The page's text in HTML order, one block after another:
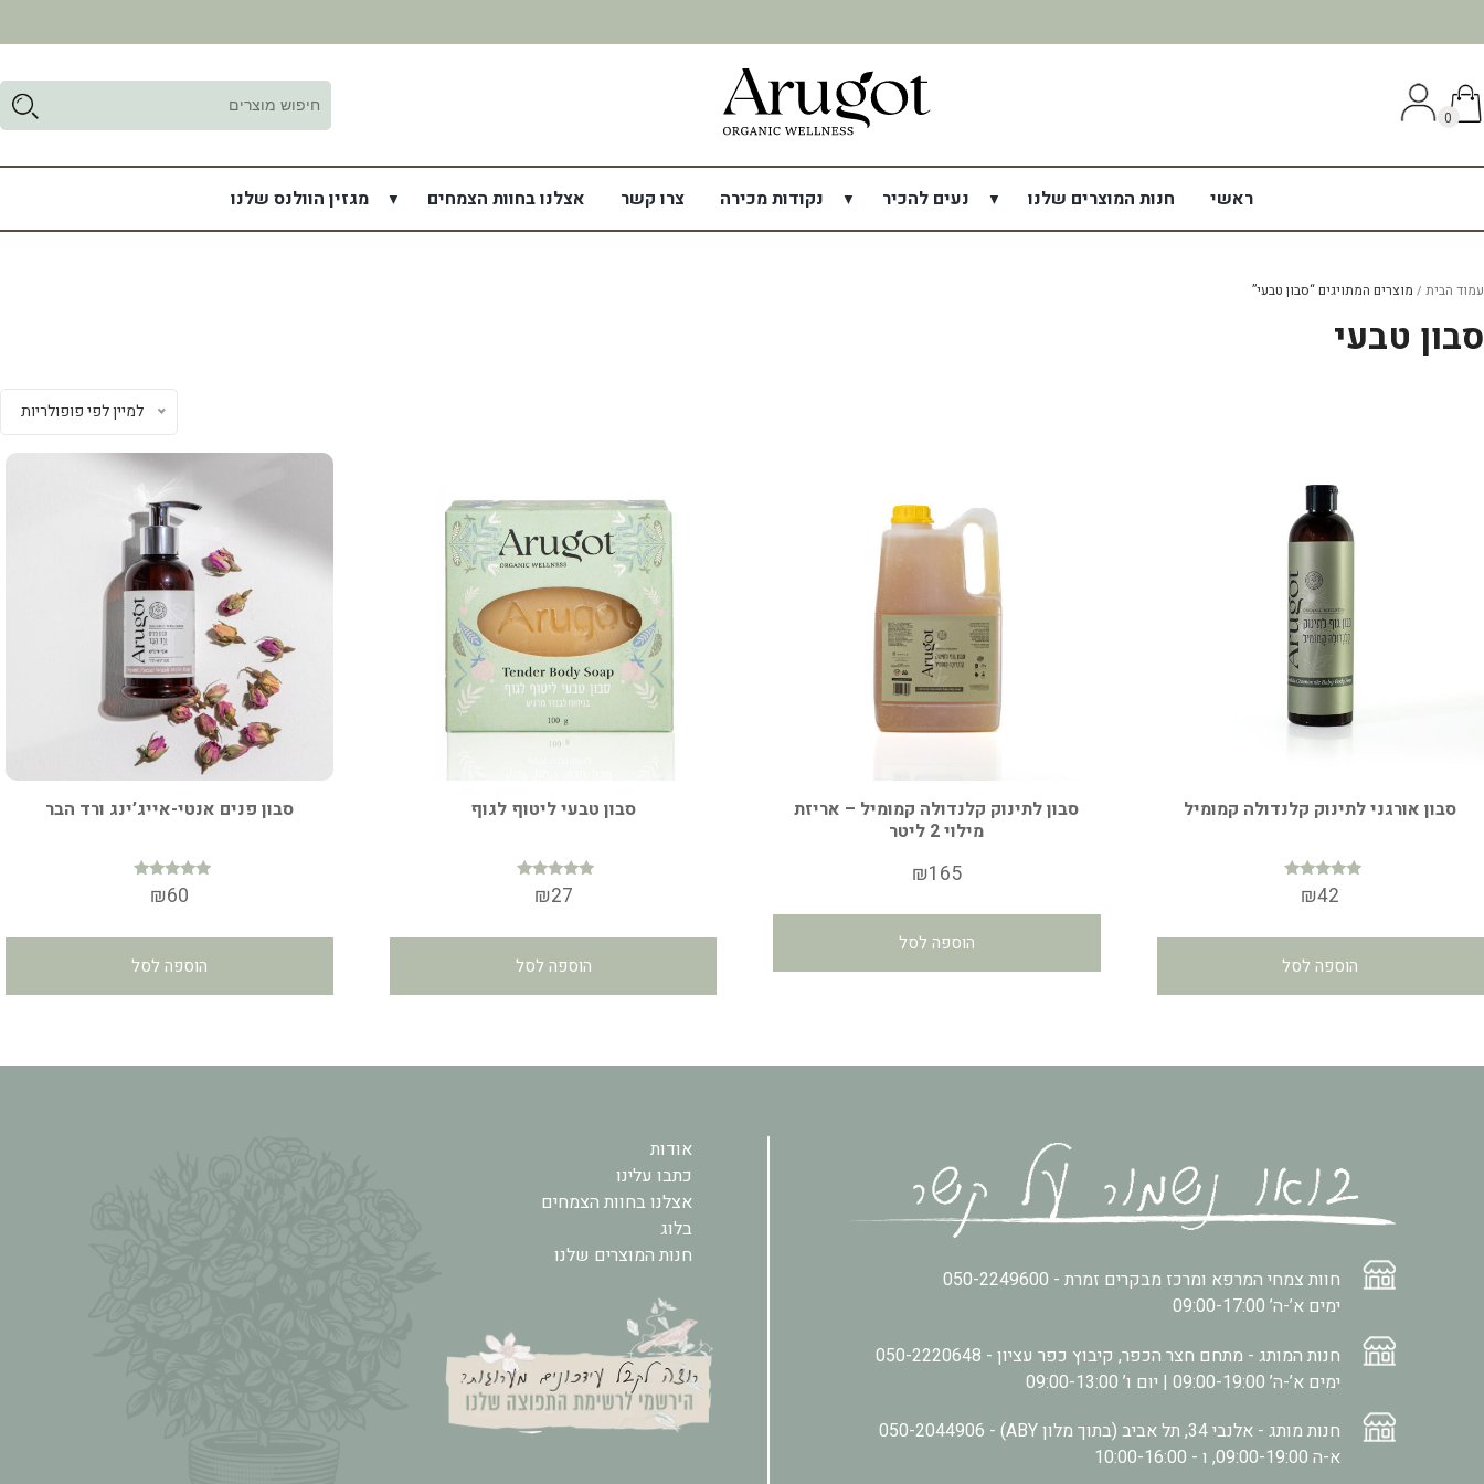
0
ראשי חנות המוצרים שלנו נעים להכיר נקודות מכירה צרו קשר אצלנו בחוות הצמחים מגזין הוולנס שלנו
עמוד הבית מוצרים המתויגים “סבון טבעי”
סבון טבעי
למיין לפי פופולריות
סבון אורגני לתינוק קלנדולה קמומיל
דורג
4.99
₪42
הוספה לסל
סבון לתינוק קלנדולה קמומיל – אריזת
מילוי 2 ליטר
₪165
הוספה לסל
סבון טבעי ליטוף לגוף
דורג
5.00
₪27
הוספה לסל
סבון פנים אנטי-אייג’ינג ורד הבר
דורג
4.96
₪60
הוספה לסל
חוות צמחי המרפא ומרכז מבקרים זמרת - 050-2249600
ימים א’-ה’ 09:00-17:00
חנות המותג - מתחם חצר הכפר, קיבוץ כפר עציון - 050-2220648
ימים א’-ה’ 09:00-19:00 | יום ו’ 09:00-13:00
חנות מותג - אלנבי 34, תל אביב (בתוך מלון ABY) -
050-2044906
א-ה 09:00-19:00, ו - 10:00-16:00
אודות
כתבו עלינו
אצלנו בחוות הצמחים
בלוג
חנות המוצרים שלנו